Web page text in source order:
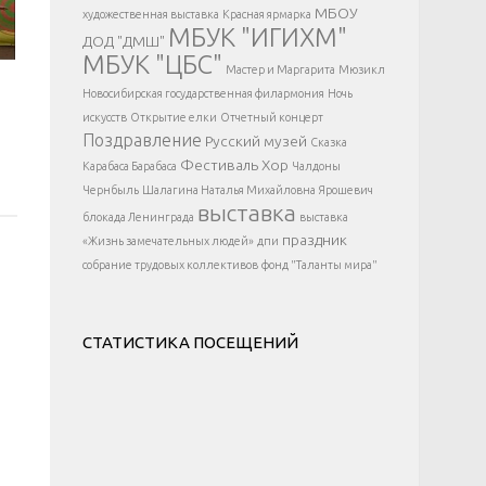
</div >
художественная выставка Красная ярмарка МБОУ
ДОД "ДМШ" МБУК "ИГИХМ"
МБУК "ЦБС" Мастер и Маргарита Мюзикл
Новосибирская государственная филармония Ночь
искусств Открытие елки Отчетный концерт
Поздравление Русский музей Сказка
Карабаса Барабаса ФестивальХор Чалдоны
Чернбыль Шалагина Наталья Михайловна Ярошевич
блокада Ленинграда выставка выставка
«Жизнь замечательных людей» дпи праздник
собрание трудовых коллективов фонд "Таланты мира"
СТАТИСТИКА ПОСЕЩЕНИЙ